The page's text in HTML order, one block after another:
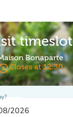
timeslot
Bonaparte
Closes at 12:30